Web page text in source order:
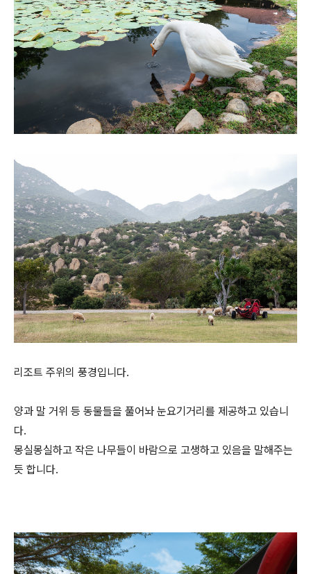
리조트 주위의 풍경입니다.
양과 말 거위 등 동물들을 풀어놔 눈요기거리를 제공하고 있습니
다.
몽실몽실하고 작은 나무들이 바람으로 고생하고 있음을 말해주는
듯 합니다.